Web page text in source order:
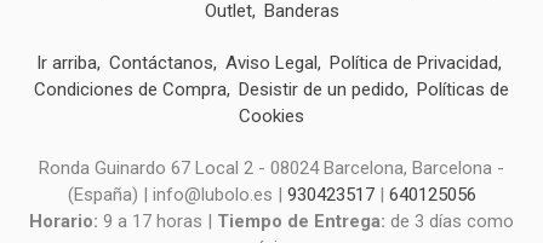
Outlet Banderas
Ir arriba Contáctanos Aviso Legal
Política de Privacidad
Condiciones de Compra Desistir de un pedido
Políticas de
Cookies
Ronda Guinardo 67 Local 2 - 08024 Barcelona, Barcelona -
(España) | info@lubolo.es | 930423517| 640125056
Horario: 9 a 17 horas | Tiempo de Entrega: de 3 días como